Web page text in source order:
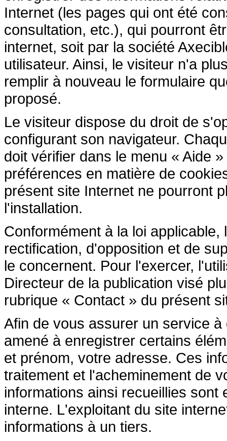
Internet (les pages qui ont été
consultation, etc.), qui pourront
internet, soit par la société
utilisateur. Ainsi, le visiteur n'a
remplir à nouveau le formulaire
proposé.
Le visiteur dispose du droit de
configurant son navigateur.
doit vérifier dans le menu « Aide
préférences en matière de
présent site Internet ne pourront
l'installation.
Conformément à la loi
rectification, d'opposition et de
le concernent. Pour l'exercer,
Directeur de la publication visé
rubrique « Contact » du présent
Afin de vous assurer un service
amené à enregistrer certains
et prénom, votre adresse. Ces
traitement et l'acheminement de
informations ainsi recueillies
interne. L'exploitant du site
informations à un tiers.